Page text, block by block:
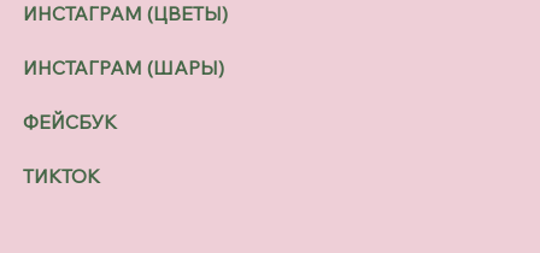
ИНСТАГРАМ (ЦВЕТЫ)
ИНСТАГРАМ (ШАРЫ)
ФЕЙСБУК
ТИКТОК